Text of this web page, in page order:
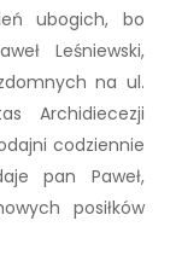
ubogich, bo
Leśniewski,
na ul.
Archidiecezji
codziennie
pan Paweł,
posiłków